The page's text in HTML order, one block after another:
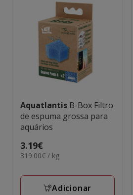
Aquatlantis B-Box Filtro
de espuma grossa para
aquários
Preço
3.19€
3.19€
319.00€
KG
319.00€ / kg
Adicionar